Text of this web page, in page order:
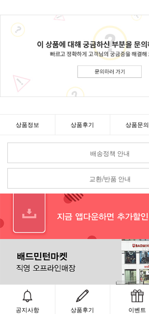
상품정보 상품후기 상품문의
배송정책 안내
교환/반품 안내
공지사항 상품후기 이벤트